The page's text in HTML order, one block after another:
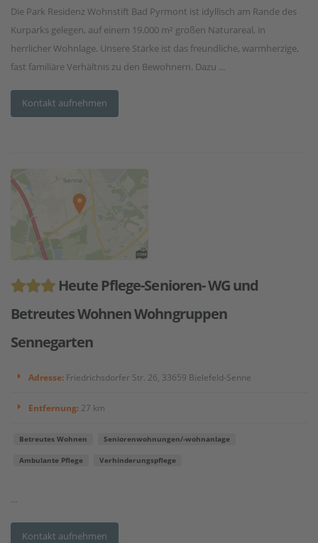
Die Park Residenz Wohnstift Bad Pyrmont ist idyllisch am Rande des
Kurparks gelegen, auf einem 19.000 m² großen Naturareal, in
herrlicher Wohnlage. Unsere Stärke ist das freundliche, warmherzige,
fast familiäre Verhältnis zu den Bewohnern. Dazu ...
Kontakt aufnehmen
Heute Pflege-Senioren- WG und
Betreutes Wohnen Wohngruppen
Sennegarten
Adresse: Friedrichsdorfer Str. 26, 33659 Bielefeld-Senne
Entfernung: 27 km
Betreutes Wohnen Seniorenwohnungen/-wohnanlage
Ambulante Pflege Verhinderungspflege
...
Kontakt aufnehmen